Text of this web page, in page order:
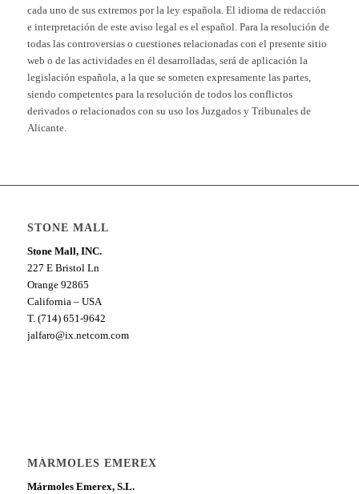
cada uno de sus extremos por la ley española. El idioma de redacción
e interpretación de este aviso legal es el español. Para la resolución de
todas las controversias o cuestiones relacionadas con el presente sitio
web o de las actividades en él desarrolladas, será de aplicación la
legislación española, a la que se someten expresamente las partes,
siendo competentes para la resolución de todos los conflictos
derivados o relacionados con su uso los Juzgados y Tribunales de
Alicante.
STONE MALL
Stone Mall, INC.
227 E Bristol Ln
Orange 92865
California – USA
T. (714) 651-9642
jalfaro@ix.netcom.com
MÁRMOLES EMEREX
Mármoles Emerex, S.L.